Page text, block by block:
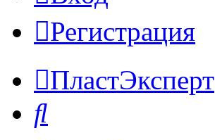
Регистрация
ПластЭксперт